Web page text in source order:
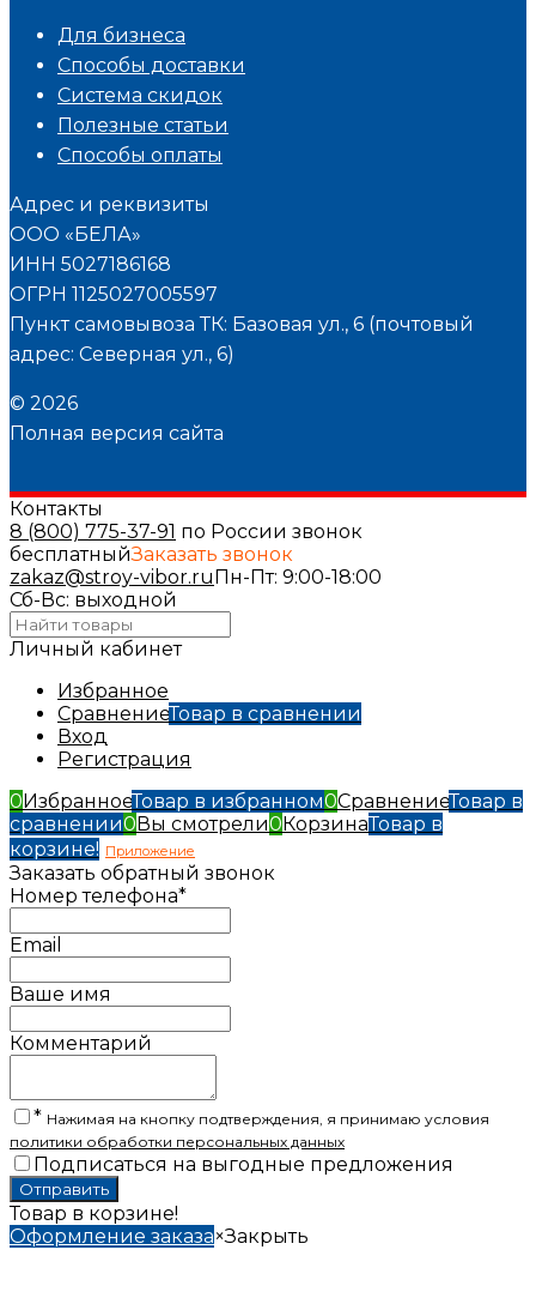
Для бизнеса
Способы доставки
Система скидок
Полезные статьи
Способы оплаты
Адрес и реквизиты
ООО «БЕЛА»
ИНН 5027186168
ОГРН 1125027005597
Пункт самовывоза ТК: Базовая ул., 6 (почтовый
адрес: Северная ул., 6)
© 2026
Полная версия сайта
Контакты
8 (800) 775-37-91 по России звонок
бесплатныйЗаказать звонок
zakaz@stroy-vibor.ru Пн-Пт: 9:00-18:00
Сб-Вс: выходной
Личный кабинет
Избранное
СравнениеТовар в сравнении
Вход
Регистрация
0 ИзбранноеТовар в избранном0СравнениеТовар в
сравнении0 Вы смотрели0 КорзинаТовар в
корзине! Приложение
Заказать обратный звонок
Номер телефона*
Email
Ваше имя
Комментарий
* Нажимая на кнопку подтверждения, я принимаю условия
политики обработки персональных данных
Подписаться на выгодные предложения
Товар в корзине!
Оформление заказа×Закрыть